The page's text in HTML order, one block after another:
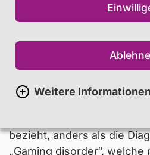
Weitere Informationen
Störung
bezieht, anders als die
„Gaming disorder“, welche